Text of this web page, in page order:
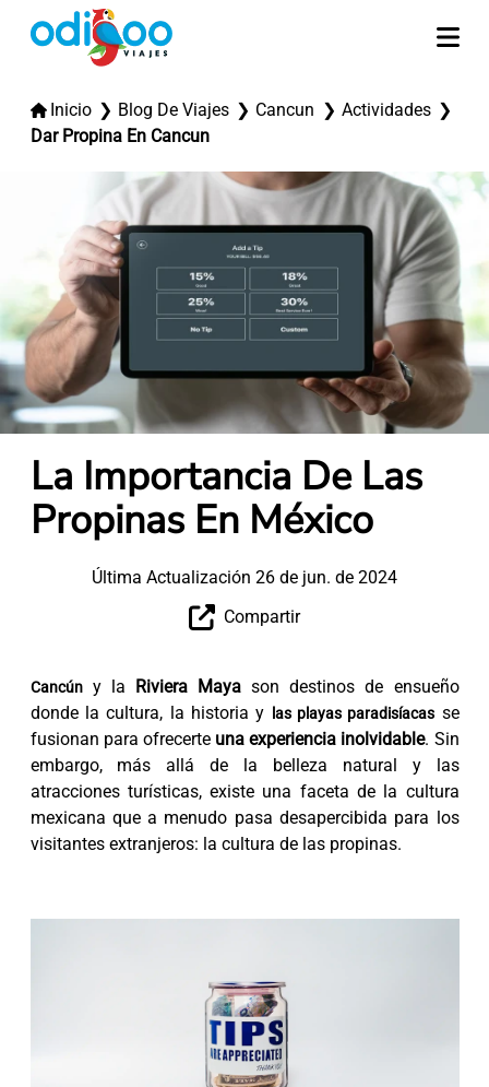
Inicio Blog De Viajes Cancun
Actividades
Dar Propina En Cancun
La Importancia De Las
Propinas En México
Última Actualización 26 de jun. de 2024
Compartir
Cancúny la Riviera Maya son destinos de ensueño
donde la cultura, la historia y
las playas paradisíacas se
fusionan para ofrecerte una experiencia inolvidable. Sin
embargo, más allá de la belleza natural y las
atracciones turísticas, existe una faceta de la cultura
mexicana que a menudo pasa desapercibida para los
visitantes extranjeros: la cultura de las propinas.